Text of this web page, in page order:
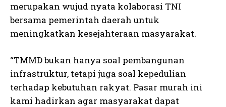
merupakan wujud nyata kolaborasi TNI
bersama pemerintah daerah untuk
meningkatkan kesejahteraan masyarakat.
“TMMD bukan hanya soal pembangunan
infrastruktur, tetapi juga soal kepedulian
terhadap kebutuhan rakyat. Pasar murah ini
kami hadirkan agar masyarakat dapat